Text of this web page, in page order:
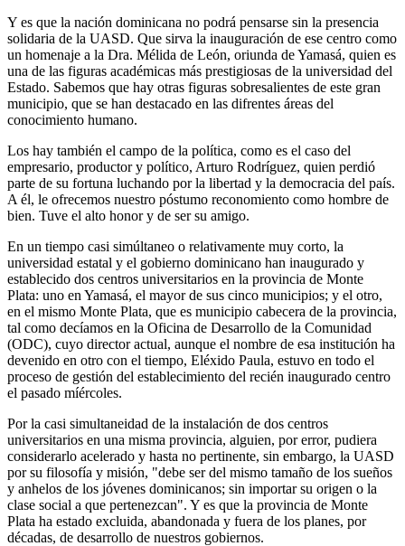
Y es que la nación dominicana no podrá pensarse sin la presencia
solidaria de la UASD. Que sirva la inauguración de ese centro como
un homenaje a la Dra. Mélida de León, oriunda de Yamasá, quien es
una de las figuras académicas más prestigiosas de la universidad del
Estado. Sabemos que hay otras figuras sobresalientes de este gran
municipio, que se han destacado en las difrentes áreas del
conocimiento humano.
Los hay también el campo de la política, como es el caso del
empresario, productor y político, Arturo Rodríguez, quien perdió
parte de su fortuna luchando por la libertad y la democracia del país.
A él, le ofrecemos nuestro póstumo reconomiento como hombre de
bien. Tuve el alto honor y de ser su amigo.
En un tiempo casi simúltaneo o relativamente muy corto, la
universidad estatal y el gobierno dominicano han inaugurado y
establecido dos centros universitarios en la provincia de Monte
Plata: uno en Yamasá, el mayor de sus cinco municipios; y el otro,
en el mismo Monte Plata, que es municipio cabecera de la provincia,
tal como decíamos en la Oficina de Desarrollo de la Comunidad
(ODC), cuyo director actual, aunque el nombre de esa institución ha
devenido en otro con el tiempo, Eléxido Paula, estuvo en todo el
proceso de gestión del establecimiento del recién inaugurado centro
el pasado míércoles.
Por la casi simultaneidad de la instalación de dos centros
universitarios en una misma provincia, alguien, por error, pudiera
considerarlo acelerado y hasta no pertinente, sin embargo, la UASD
por su filosofía y misión, "debe ser del mismo tamaño de los sueños
y anhelos de los jóvenes dominicanos; sin importar su origen o la
clase social a que pertenezcan". Y es que la provincia de Monte
Plata ha estado excluida, abandonada y fuera de los planes, por
décadas, de desarrollo de nuestros gobiernos.